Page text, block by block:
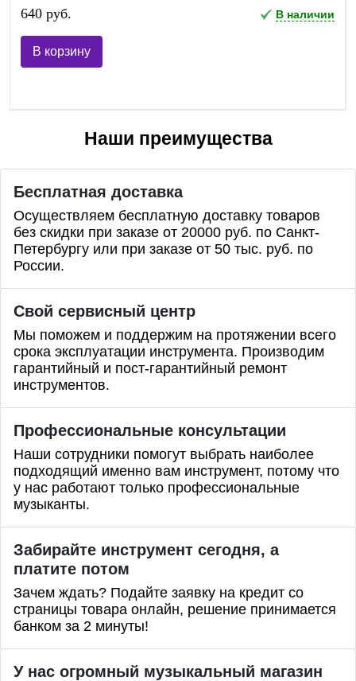
640 руб. В наличии
В корзину
Наши преимущества
Бесплатная доставка
Осуществляем бесплатную доставку товаров
без скидки при заказе от 20000 руб. по Санкт-
Петербургу или при заказе от 50 тыс. руб. по
России.
Свой сервисный центр
Мы поможем и поддержим на протяжении всего
срока эксплуатации инструмента. Производим
гарантийный и пост-гарантийный ремонт
инструментов.
Профессиональные консультации
Наши сотрудники помогут выбрать наиболее
подходящий именно вам инструмент, потому что
у нас работают только профессиональные
музыканты.
Забирайте инструмент сегодня, а
платите потом
Зачем ждать? Подайте заявку на кредит со
страницы товара онлайн, решение принимается
банком за 2 минуты!
У нас огромный музыкальный магазин